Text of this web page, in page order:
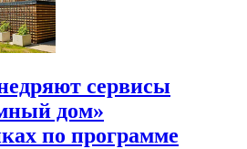
сервисы
дом»
по программе